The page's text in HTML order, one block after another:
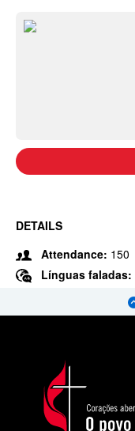
DETAILS
Attendance: 150
Línguas faladas: